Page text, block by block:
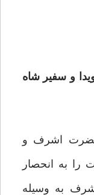
و سفیر شاه
اشرف و
را به انحصار
به وسیله